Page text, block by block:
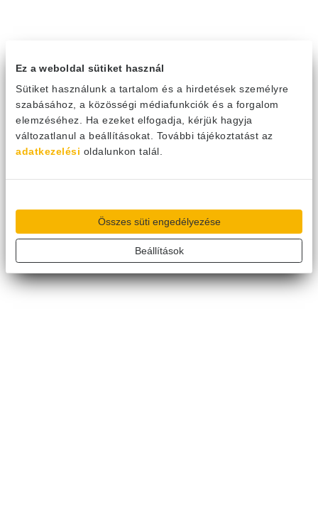
Ez a weboldal sütiket használ
Sütiket használunk a tartalom és a hirdetések személyre
szabásához, a közösségi médiafunkciók és a forgalom
elemzéséhez. Ha ezeket elfogadja, kérjük hagyja
változatlanul a beállításokat. További tájékoztatást az
adatkezelési oldalunkon talál.
Összes süti engedélyezése
Beállítások